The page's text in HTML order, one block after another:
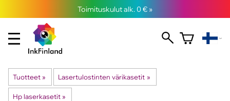
Toimituskulut alk. 0 € »
Tuotteet ‪» Lasertulostinten värikasetit ‪»
Hp laserkasetit ‪»